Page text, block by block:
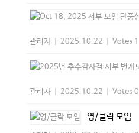
관리자 2025.10.22 Votes 1
관리자 2025.10.22 Votes 0
영/클락 모임